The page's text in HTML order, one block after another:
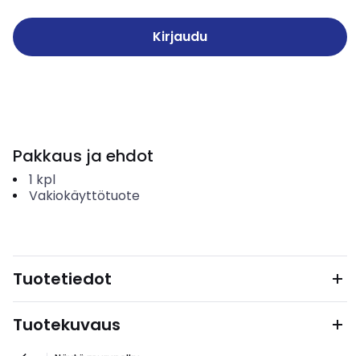
Kirjaudu
Pakkaus ja ehdot
1 kpl
Vakiokäyttötuote
Tuotetiedot
Tuotekuvaus